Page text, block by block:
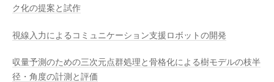
ク化の提案と試作
視線入力によるコミュニケーション支援ロボットの開発
収量予測のための三次元点群処理と骨格化による樹モデルの枝半
径・角度の計測と評価